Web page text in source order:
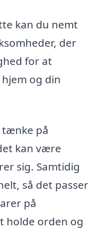
kan du nemt
der
for at
og din
tænke på
kan være
sig. Samtidig
så det passer
på
holde orden og